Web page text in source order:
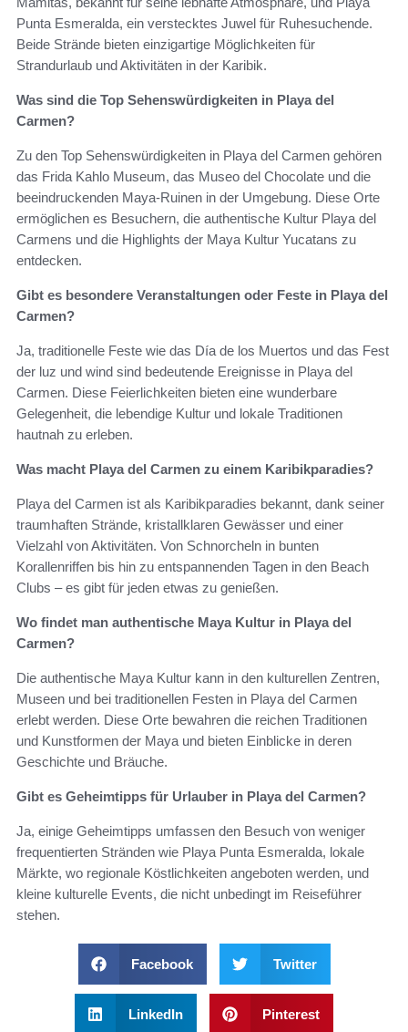
Punta Esmeralda, ein verstecktes Juwel für Ruhesuchende.
Beide Strände bieten einzigartige Möglichkeiten für
Strandurlaub und Aktivitäten in der Karibik.
Was sind die Top Sehenswürdigkeiten in Playa del
Carmen?
Zu den Top Sehenswürdigkeiten in Playa del Carmen gehören
das Frida Kahlo Museum, das Museo del Chocolate und die
beeindruckenden Maya-Ruinen in der Umgebung. Diese Orte
ermöglichen es Besuchern, die authentische Kultur Playa del
Carmens und die Highlights der Maya Kultur Yucatans zu
entdecken.
Gibt es besondere Veranstaltungen oder Feste in Playa del
Carmen?
Ja, traditionelle Feste wie das Día de los Muertos und das Fest
der luz und wind sind bedeutende Ereignisse in Playa del
Carmen. Diese Feierlichkeiten bieten eine wunderbare
Gelegenheit, die lebendige Kultur und lokale Traditionen
hautnah zu erleben.
Was macht Playa del Carmen zu einem Karibikparadies?
Playa del Carmen ist als Karibikparadies bekannt, dank seiner
traumhaften Strände, kristallklaren Gewässer und einer
Vielzahl von Aktivitäten. Von Schnorcheln in bunten
Korallenriffen bis hin zu entspannenden Tagen in den Beach
Clubs – es gibt für jeden etwas zu genießen.
Wo findet man authentische Maya Kultur in Playa del
Carmen?
Die authentische Maya Kultur kann in den kulturellen Zentren,
Museen und bei traditionellen Festen in Playa del Carmen
erlebt werden. Diese Orte bewahren die reichen Traditionen
und Kunstformen der Maya und bieten Einblicke in deren
Geschichte und Bräuche.
Gibt es Geheimtipps für Urlauber in Playa del Carmen?
Ja, einige Geheimtipps umfassen den Besuch von weniger
frequentierten Stränden wie Playa Punta Esmeralda, lokale
Märkte, wo regionale Köstlichkeiten angeboten werden, und
kleine kulturelle Events, die nicht unbedingt im Reiseführer
stehen.
Facebook Twitter
LinkedIn Pinterest